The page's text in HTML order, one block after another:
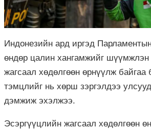
Индонезийн ард иргэд
өндөр цалин хангамжийг шүүмжлэн
жагсаал хөдөлгөөн өрнүүлж байгаа
тэмцлийг нь хөрш зэргэлдээ
дэмжиж эхэлжээ.
Эсэргүүцлийн жагсаал хөдөлгөөн